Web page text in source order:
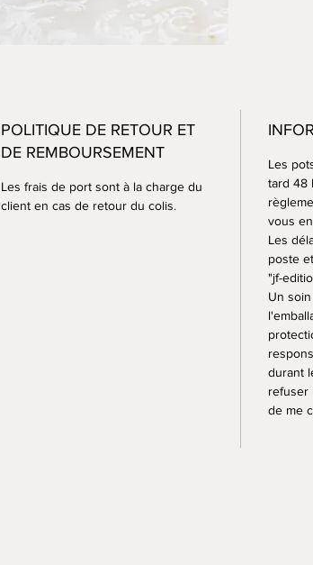
très
Tous
des
à 1250°.
brute,
à 1250°
A
POLITIQUE DE RETOUR ET
DE REMBOURSEMENT
Les frais de port sont à la charge du
client en cas de retour du colis.
Les
tard 48
vous
Les
poste
"jf-
Un
durant
refuser
de me